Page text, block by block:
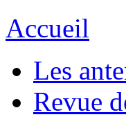
Accueil
Les
Revue